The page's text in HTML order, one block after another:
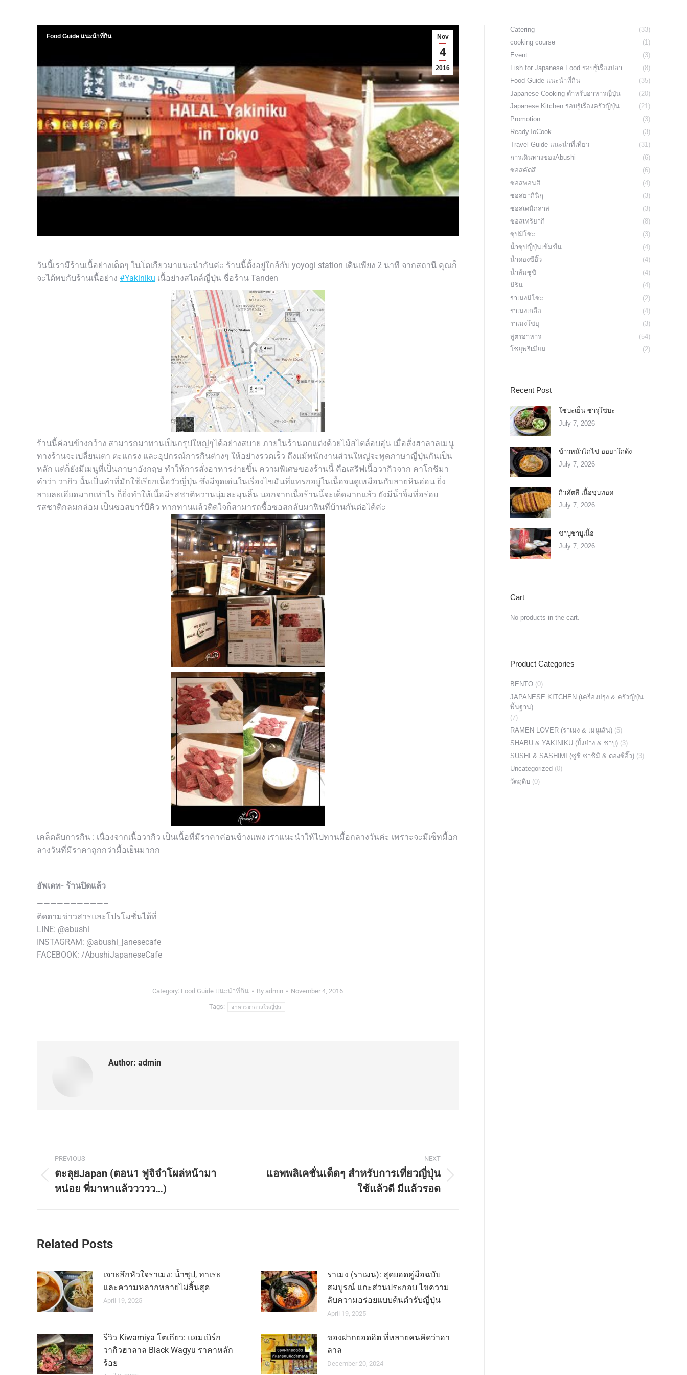
Nov
4
2016
Food Guide แนะนำที่กิน
วันนี้เรามีร้านเนื้อย่างเด็ดๆ ในโตเกียวมาแนะนำกันค่ะ ร้านนี้ตั้งอยู่ใกล้กับ yoyogi station เดินเพียง 2 นาที จากสถานี คุณก็
จะได้พบกับร้านเนื้อย่าง #Yakiniku เนื้อย่างสไตล์ญี่ปุ่น ชื่อร้าน Tanden
ร้านนี้ค่อนข้างกว้าง สามารถมาทานเป็นกรุปใหญ่ๆได้อย่างสบาย ภายในร้านตกแต่งด้วยไม้สไตล์อบอุ่น เมื่อสั่งฮาลาลเมนู
ทางร้านจะเปลี่ยนเตา ตะแกรง และอุปกรณ์การกินต่างๆ ให้อย่างรวดเร็ว ถึงแม้พนักงานส่วนใหญ่จะพูดภาษาญี่ปุ่นกันเป็น
หลัก แต่ก็ยังมีเมนูที่เป็นภาษาอังกฤษ ทำให้การสั่งอาหารง่ายขึ้น ความพิเศษของร้านนี้ คือเสริฟเนื้อวากิวจาก คาโกชิมา
คำว่า วากิว นั้นเป็นคำที่มักใช้เรียกเนื้อวัวญี่ปุ่น ซึ่งมีจุดเด่นในเรื่องไขมันที่แทรกอยู่ในเนื้อจนดูเหมือนกับลายหินอ่อน ยิ่ง
ลายละเอียดมากเท่าไร ก็ยิ่งทำให้เนื้อมีรสชาติหวานนุ่มละมุนลิ้น นอกจากเนื้อร้านนี้จะเด็ดมากแล้ว ยังมีน้ำจิ้มที่อร่อย
รสชาติกลมกล่อม เป็นซอสบาร์บีคิว หากทานแล้วติดใจก็สามารถซื้อซอสกลับมาฟินที่บ้านกันต่อได้ค่ะ
เคล็ดลับการกิน : เนื่องจากเนื้อวากิว เป็นเนื้อที่มีราคาค่อนข้างแพง เราแนะนำให้ไปทานมื้อกลางวันค่ะ เพราะจะมีเซ็ทมื้อก
ลางวันที่มีราคาถูกกว่ามื้อเย็นมากก
อัพเดท- ร้านปิดแล้ว
——————————–
ติดตามข่าวสารและโปรโมชั่นได้ที่
LINE: @abushi
INSTAGRAM: @abushi_janesecafe
FACEBOOK: /AbushiJapaneseCafe
Category: Food Guide แนะนำที่กิน By admin November 4, 2016
Tags: อาหารฮาลาลในญี่ปุ่น
Author: admin
Post
navigation
PREVIOUS
Previous
post:
ตะลุยJapan (ตอน1 ฟูจิจ๋าโผล่หน้ามา
หน่อย พี่มาหาแล้ววววว…)
NEXT
แอพพลิเคชั่นเด็ดๆ สำหรับการเที่ยวญี่ปุ่น
ใช้แล้วดี มีแล้วรอด
Related Posts
เจาะลึกหัวใจราเมง: น้ำซุป, ทาเระ
และความหลากหลายไม่สิ้นสุด
April 19, 2025
ราเมง (ราเมน): สุดยอดคู่มือฉบับ
สมบูรณ์ แกะส่วนประกอบ ไขความ
ลับความอร่อยแบบต้นตำรับญี่ปุ่น
April 19, 2025
รีวิว Kiwamiya โตเกียว: แฮมเบิร์ก
วากิวฮาลาล Black Wagyu ราคาหลัก
ร้อย
ของฝากยอดฮิต ที่หลายคนคิดว่าฮา
ลาล
December 20, 2024
Catering
(33)
cooking course
(1)
Event
(3)
Fish for Japanese Food รอบรู้เรื่องปลา
(8)
Food Guide แนะนำที่กิน
(35)
Japanese Cooking ตำหรับอาหารญี่ปุ่น
(20)
Japanese Kitchen รอบรู้เรื่องครัวญี่ปุ่น
(21)
Promotion
(3)
ReadyToCook
(3)
Travel Guide แนะนำที่เที่ยว
(31)
การเดินทางของAbushi
(6)
ซอสคัตสึ
(6)
ซอสพอนสึ
(4)
ซอสยากินิกุ
(3)
ซอสเดมิกลาส
(3)
ซอสเทริยากิ
(8)
ซุปมิโซะ
(3)
น้ำซุปญี่ปุ่นเข้มข้น
(4)
น้ำดองซีอิ๊ว
(4)
น้ำส้มซูชิ
(4)
มิริน
(4)
ราเมงมิโซะ
(2)
ราเมงเกลือ
(4)
ราเมงโชยุ
(3)
สูตรอาหาร
(54)
โชยุพรีเมียม
(2)
Recent Post
โซบะเย็น ซารุโซบะ
July 7, 2026
ข้าวหน้าไก่ไข่ ออยาโกด้ง
July 7, 2026
กิวคัตสึ เนื้อชุบทอด
July 7, 2026
ชาบูชาบูเนื้อ
July 7, 2026
Cart
No products in the cart.
Product Categories
BENTO (0)
JAPANESE KITCHEN (เครื่องปรุง & ครัวญี่ปุ่น
พื้นฐาน)
(7)
RAMEN LOVER (ราเมง & เมนูเส้น) (5)
SHABU & YAKINIKU (ปิ้งย่าง & ชาบู) (3)
SUSHI & SASHIMI (ซูชิ ซาชิมิ & ดองซีอิ๊ว) (3)
Uncategorized (0)
วัตถุดิบ (0)